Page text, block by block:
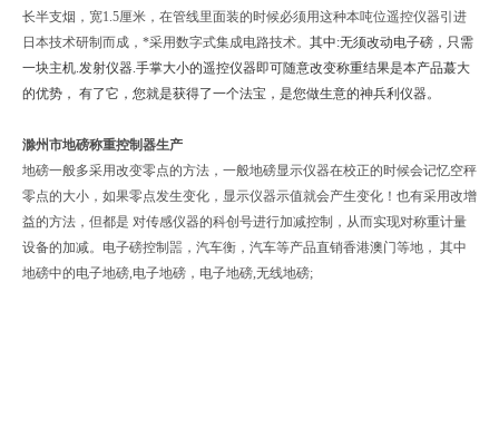
长半支烟，宽1.5厘米，在管线里面装的时候必须用这种本吨位遥控仪器引进
日本技术研制而成，*采用数字式集成电路技术。 其中:无须改动电子磅，只需
一块主机.发射仪器.手掌大小的遥控仪器即可随意改变称重结果是本产品蕞大
的优势， 有了它，您就是获得了一个法宝，是您做生意的神兵利仪器。
滁州市地磅称重控制器生产
地磅一般多采用改变零点的方法，一般地磅显示仪器在校正的时候会记忆空秤
零点的大小，如果零点发生变化，显示仪器示值就会产生变化！也有采用改增
益的方法，但都是 对传感仪器的科创号进行加减控制，从而实现对称重计量
设备的加减。电子磅控制噐，汽车衡，汽车等产品直销香港澳门等地， 其中
地磅中的电子地磅,电子地磅，电子地磅,无线地磅;